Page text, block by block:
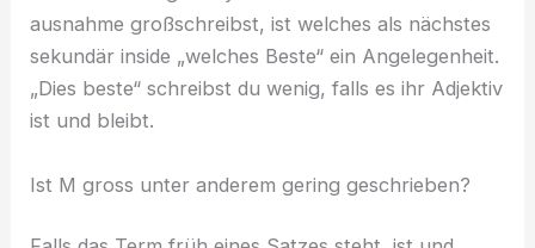
ausnahme großschreibst, ist welches als nächstes
sekundär inside „welches Beste“ ein Angelegenheit.
„Dies beste“ schreibst du wenig, falls es ihr Adjektiv
ist und bleibt.
Ist M gross unter anderem gering geschrieben?